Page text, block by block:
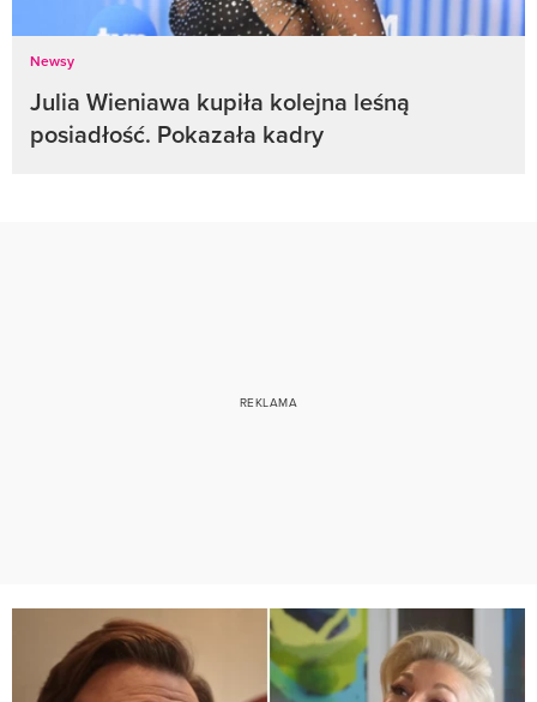
Newsy
Julia Wieniawa kupiła kolejna leśną
posiadłość. Pokazała kadry